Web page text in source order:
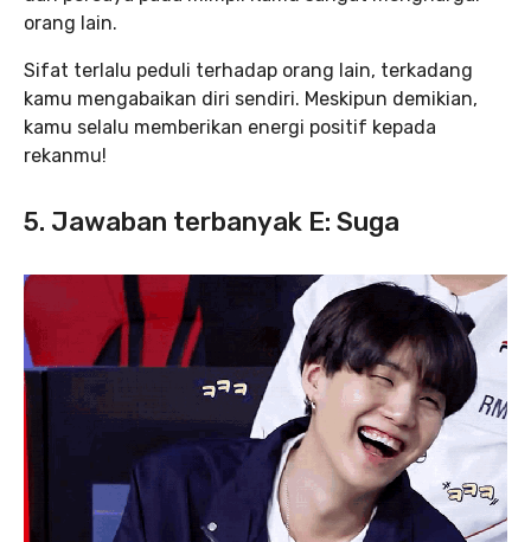
orang lain.
Sifat terlalu peduli terhadap orang lain, terkadang
kamu mengabaikan diri sendiri. Meskipun demikian,
kamu selalu memberikan energi positif kepada
rekanmu!
5. Jawaban terbanyak E: Suga